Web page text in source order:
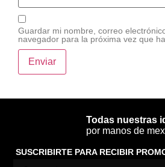
Guardar mi nombre, correo
navegador para la próxima vez que
Todas nuestras
por manos de
SUSCRIBIRTE PARA RECIBIR